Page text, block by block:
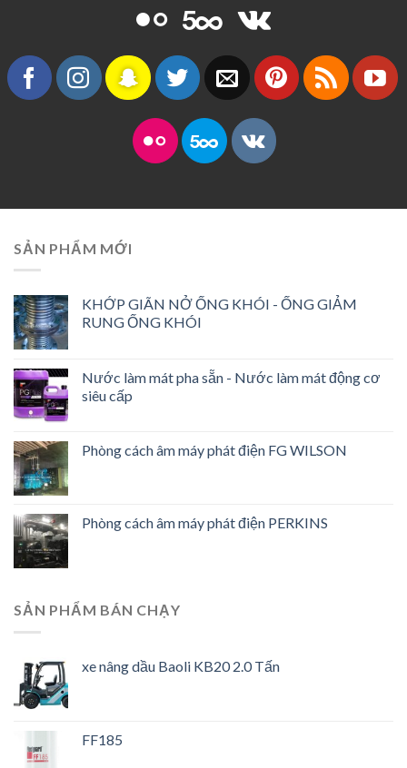
SẢN PHẨM MỚI
KHỚP GIÃN NỞ ỐNG KHÓI - ỐNG GIẢM
RUNG ỐNG KHÓI
Nước làm mát pha sẵn - Nước làm mát động cơ
siêu cấp
Phòng cách âm máy phát điện FG WILSON
Phòng cách âm máy phát điện PERKINS
SẢN PHẨM BÁN CHẠY
xe nâng dầu Baoli KB20 2.0 Tấn
FF185